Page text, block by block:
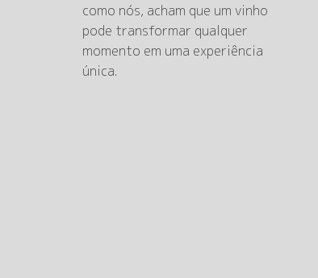
como nós, acham que um vinho
pode transformar qualquer
momento em uma experiência
única.